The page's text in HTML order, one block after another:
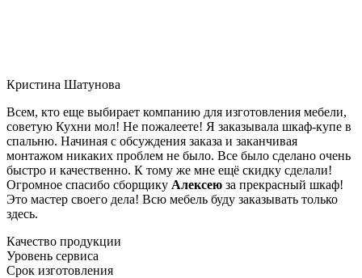
Кристина Шатунова
Всем, кто еще выбирает компанию для изготовления мебели,
советую Кухни мол! Не пожалеете! Я заказывала шкаф-купе в
спальню. Начиная с обсуждения заказа и заканчивая
монтажом никаких проблем не было. Все было сделано очень
быстро и качественно. К тому же мне ещё скидку сделали!
Огромное спасибо сборщику Алексею за прекрасный шкаф!
Это мастер своего дела! Всю мебель буду заказывать только
здесь.
Качество продукции
Уровень сервиса
Срок изготовления